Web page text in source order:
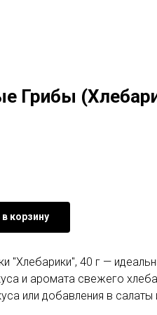
Грибы
корзину
"Хлебарики", 40 г —
и аромата свежего
или добавления в салаты